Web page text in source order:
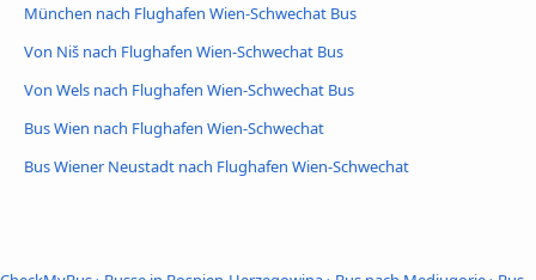
München nach Flughafen Wien-Schwechat Bus
Von Niš nach Flughafen Wien-Schwechat Bus
Von Wels nach Flughafen Wien-Schwechat Bus
Bus Wien nach Flughafen Wien-Schwechat
Bus Wiener Neustadt nach Flughafen Wien-Schwechat